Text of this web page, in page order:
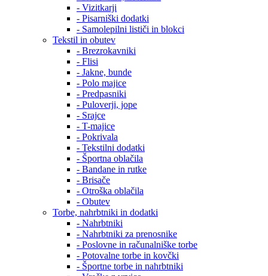
- Vizitkarji
- Pisarniški dodatki
- Samolepilni lističi in blokci
Tekstil in obutev
- Brezrokavniki
- Flisi
- Jakne, bunde
- Polo majice
- Predpasniki
- Puloverji, jope
- Srajce
- T-majice
- Pokrivala
- Tekstilni dodatki
- Športna oblačila
- Bandane in rutke
- Brisače
- Otroška oblačila
- Obutev
Torbe, nahrbtniki in dodatki
- Nahrbtniki
- Nahrbtniki za prenosnike
- Poslovne in računalniške torbe
- Potovalne torbe in kovčki
- Športne torbe in nahrbtniki